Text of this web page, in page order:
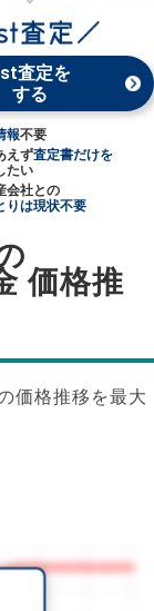
査定を
する
報不要
えず査定書だけを
たい
会社との
りは現状不要
価格推
価格推移を最大